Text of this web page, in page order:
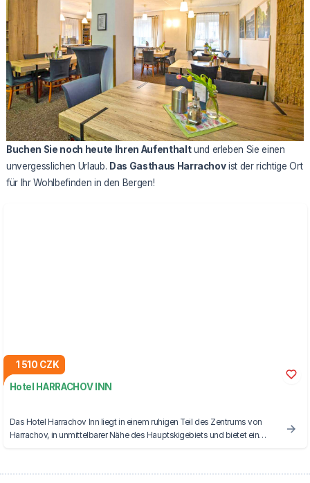
Buchen Sie noch heute Ihren Aufenthaltund erleben Sie einen
unvergesslichen Urlaub. Das Gasthaus Harrachovist der richtige Ort
für Ihr Wohlbefinden in den Bergen!
1 510 CZK
Hotel HARRACHOV INN
Das Hotel Harrachov Inn liegt in einem ruhigen Teil des Zentrums von
Harrachov, in unmittelbarer Nähe des Hauptskigebiets und bietet ein